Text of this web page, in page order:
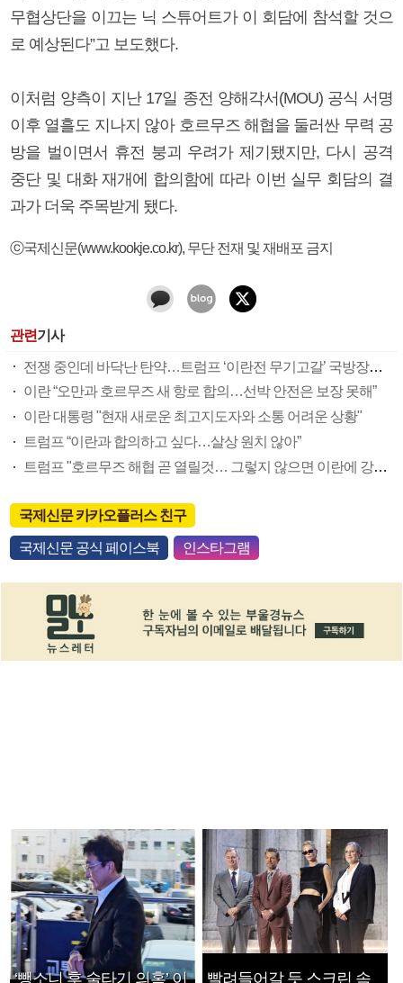
무협상단을 이끄는 닉 스튜어트가 이 회담에 참석할 것으
로 예상된다”고 보도했다.
이처럼 양측이 지난 17일 종전 양해각서(MOU) 공식 서명
이후 열흘도 지나지 않아 호르무즈 해협을 둘러싼 무력 공
방을 벌이면서 휴전 붕괴 우려가 제기됐지만, 다시 공격
중단 및 대화 재개에 합의함에 따라 이번 실무 회담의 결
과가 더욱 주목받게 됐다.
ⓒ국제신문(www.kookje.co.kr), 무단 전재 및 재배포 금지
관련기사
전쟁 중인데 바닥난 탄약…트럼프 ‘이란전 무기고갈’ 국방장관 질책
이란 “오만과 호르무즈 새 항로 합의…선박 안전은 보장 못해”
이란 대통령 "현재 새로운 최고지도자와 소통 어려운 상황"
트럼프 “이란과 합의하고 싶다…살상 원치 않아”
트럼프 "호르무즈 해협 곧 열릴것… 그렇지 않으면 이란에 강력 공격"
국제신문 카카오플러스 친구
국제신문 공식 페이스북 인스타그램
‘뺑소니 후 술타기 의혹’ 이 빨려들어갈 듯 스크린 속